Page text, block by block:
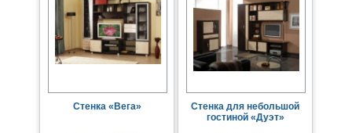
Стенка «Вега»
Стенка для небольшой
гостиной «Дуэт»